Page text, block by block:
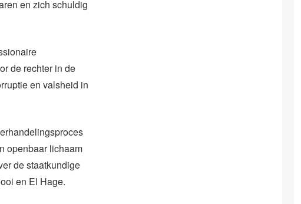
en zich schuldig
de rechter in de
en valsheid in
openbaar lichaam
de staatkundige
en El Hage.